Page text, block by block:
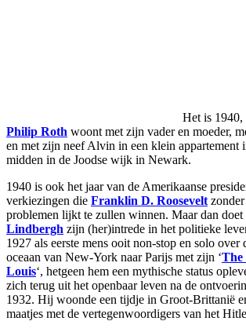
Het is 1940,
Philip Roth woont met zijn vader en moeder,
en met zijn neef Alvin in een klein appartement
midden in de Joodse wijk in Newark.
1940 is ook het jaar van de Amerikaanse
verkiezingen die Franklin D. Roosevelt
problemen lijkt te zullen winnen. Maar dan doet
Lindbergh zijn (her)intrede in het politieke
1927 als eerste mens ooit non-stop en solo over
oceaan van New-York naar Parijs met zijn ‘The
Louis‘, hetgeen hem een mythische status
zich terug uit het openbaar leven na de
1932. Hij woonde een tijdje in Groot-Brittanië
maatjes met de vertegenwoordigers van het